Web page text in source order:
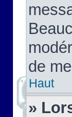
de
Haut
»